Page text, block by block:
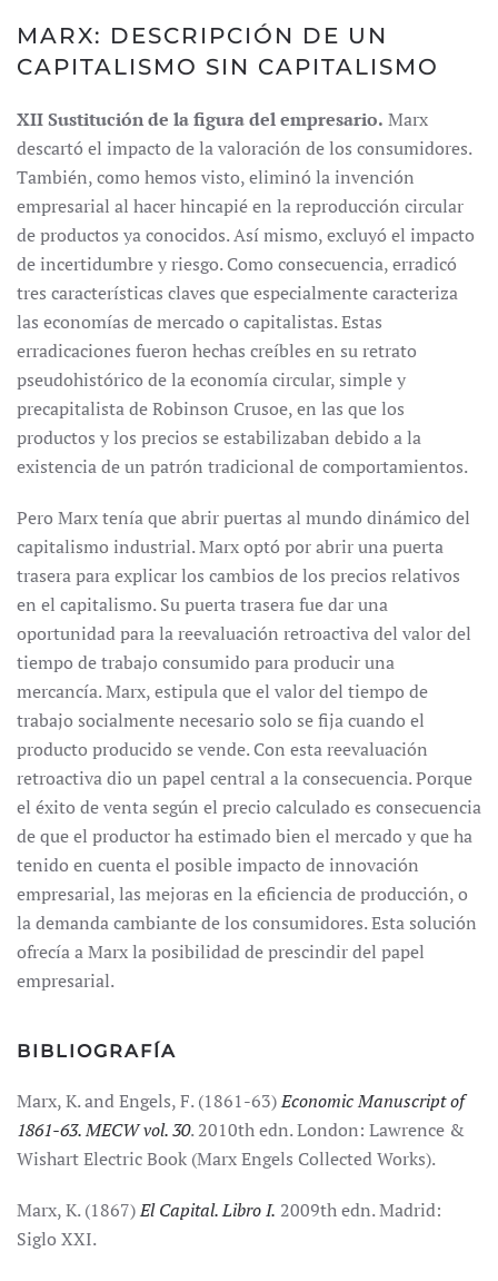
MARX: DESCRIPCIÓN DE UN
CAPITALISMO SIN CAPITALISMO
XII Sustitución de la figura del empresario. Marx
descartó el impacto de la valoración de los consumidores.
También, como hemos visto, eliminó la invención
empresarial al hacer hincapié en la reproducción circular
de productos ya conocidos. Así mismo, excluyó el impacto
de incertidumbre y riesgo. Como consecuencia, erradicó
tres características claves que especialmente caracteriza
las economías de mercado o capitalistas. Estas
erradicaciones fueron hechas creíbles en su retrato
pseudohistórico de la economía circular, simple y
precapitalista de Robinson Crusoe, en las que los
productos y los precios se estabilizaban debido a la
existencia de un patrón tradicional de comportamientos.
Pero Marx tenía que abrir puertas al mundo dinámico del
capitalismo industrial. Marx optó por abrir una puerta
trasera para explicar los cambios de los precios relativos
en el capitalismo. Su puerta trasera fue dar una
oportunidad para la reevaluación retroactiva del valor del
tiempo de trabajo consumido para producir una
mercancía. Marx, estipula que el valor del tiempo de
trabajo socialmente necesario solo se fija cuando el
producto producido se vende. Con esta reevaluación
retroactiva dio un papel central a la consecuencia. Porque
el éxito de venta según el precio calculado es consecuencia
de que el productor ha estimado bien el mercado y que ha
tenido en cuenta el posible impacto de innovación
empresarial, las mejoras en la eficiencia de producción, o
la demanda cambiante de los consumidores. Esta solución
ofrecía a Marx la posibilidad de prescindir del papel
empresarial.
BIBLIOGRAFÍA
Marx, K. and Engels, F. (1861-63)Economic Manuscript of
1861-63. MECW vol. 30. 2010th edn. London: Lawrence &
Wishart Electric Book (Marx Engels Collected Works).
Marx, K. (1867)El Capital. Libro I. 2009th edn. Madrid:
Siglo XXI.